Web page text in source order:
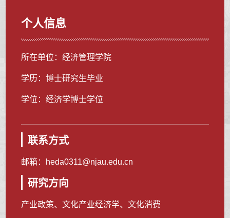
个人信息
所在单位：经济管理学院
学历：博士研究生毕业
学位：经济学博士学位
联系方式
邮箱： heda0311@njau.edu.cn
研究方向
产业政策、文化产业经济学、文化消费